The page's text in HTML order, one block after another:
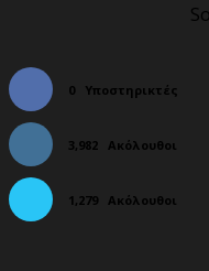
0 Υποστηρικτές
3,982 Ακόλουθοι
1,279 Ακόλουθοι